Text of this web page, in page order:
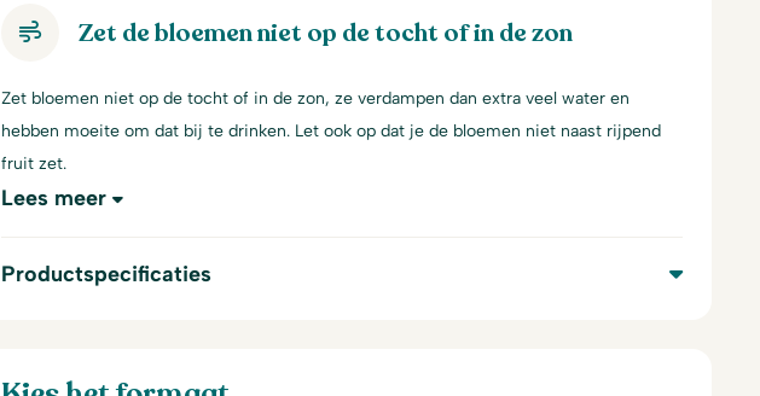
Zet de bloemen niet op de tocht of in de zon
Zet bloemen niet op de tocht of in de zon, ze verdampen dan extra veel water en
hebben moeite om dat bij te drinken. Let ook op dat je de bloemen niet naast rijpend
fruit zet.
Lees meer
Productspecificaties